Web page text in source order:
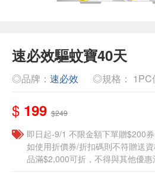
速必效驅蚊寶40天
◎品牌： 速必效 ◎規格： 1PC
$ 199 $249
即日起-9/1 不限金額下單贈$200
如使用折價券/折扣碼則不符贈送
品滿$2,000可折，不得與其他優